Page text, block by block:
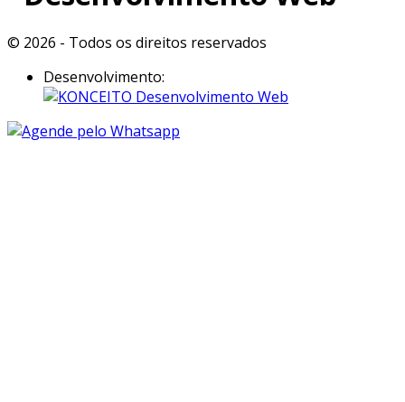
© 2026 - Todos os direitos reservados
Desenvolvimento: